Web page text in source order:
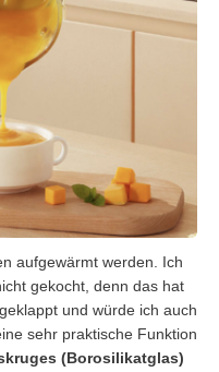
aufgewärmt werden. Ich
gekocht, denn das hat
und würde ich auch
sehr praktische Funktion
(Borosilikatglas)